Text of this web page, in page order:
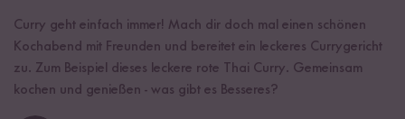
Curry geht einfach immer! Mach dir doch mal einen schönen
Kochabend mit Freunden und bereitet ein leckeres Currygericht
zu. Zum Beispiel dieses leckere rote Thai Curry. Gemeinsam
kochen und genießen - was gibt es Besseres?